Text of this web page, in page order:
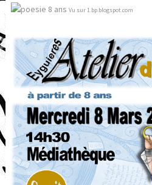
Vu sur 1.bp.blogspot.com